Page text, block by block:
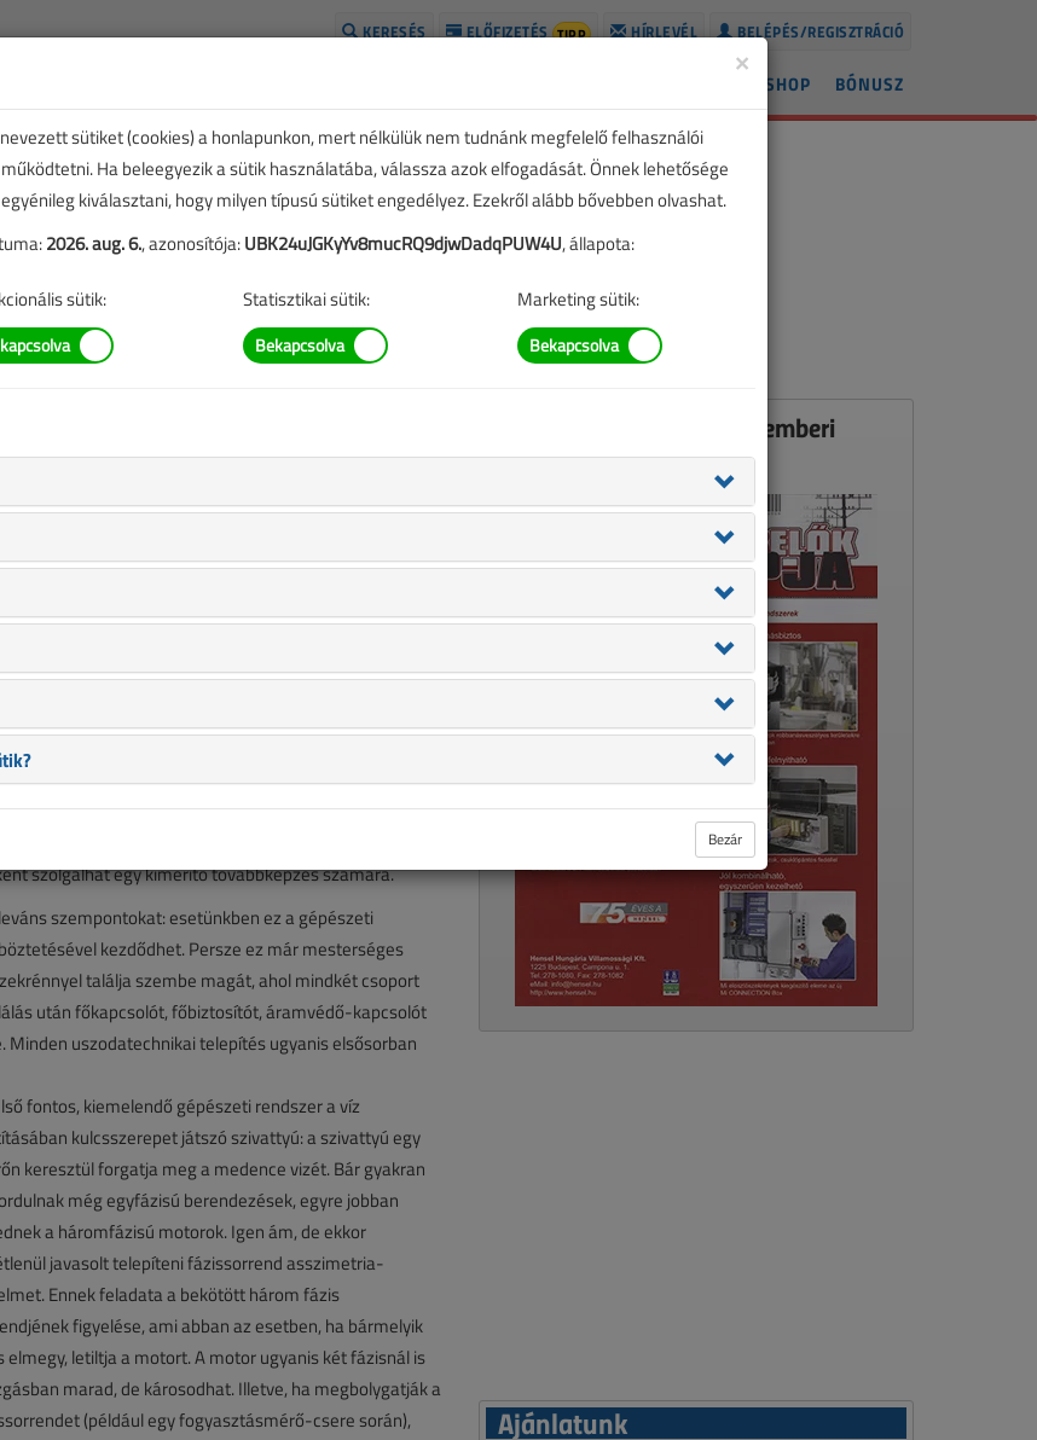
BELÉPÉS/REGISZTRÁCIÓ
HÍRLEVÉL
ELŐFIZETÉS TIPP
KERESÉS
BÓNUSZ
SHOP
szemmel
mára aktualitásukat veszíthették, valamint a
összetett szakmai terület: számos speciális
írásunkban e komplex tevékenységre kívánunk rálátást
speciális ismeretanyag alkalmazásával lehet a
kívánunk rálátást adni az érdeklődő kollégák számára,
szolgálhat egy kimerítő továbbképzés számára.
szempontokat: esetünkben ez a gépészeti
kezdődhet. Persze ez már mesterséges
találja szembe magát, ahol mindkét csoport
után főkapcsolót, főbiztosítót, áramvédő-kapcsolót
uszodatechnikai telepítés ugyanis elsősorban
fontos, kiemelendő gépészeti rendszer a víz
kulcsszerepet játszó szivattyú: a szivattyú egy
keresztül forgatja meg a medence vizét. Bár gyakran
még egyfázisú berendezések, egyre jobban
a háromfázisú motorok. Igen ám, de ekkor
javasolt telepíteni fázissorrend asszimetria-
Ennek feladata a bekötött három fázis
figyelése, ami abban az esetben, ha bármelyik
elmegy, letiltja a motort. A motor ugyanis két fázisnál is
marad, de károsodhat. Illetve, ha megbolygatják a
(például egy fogyasztásmérő-csere során),
Ez a cikk a VL 2006. szeptemberi
számában jelent meg.
Ajánlatunk
×
sütiket (cookies) a honlapunkon, mert nélkülük nem tudnánk megfelelő felhasználói
Ha beleegyezik a sütik használatába, válassza azok elfogadását. Önnek lehetősége
kiválasztani, hogy milyen típusú sütiket engedélyez. Ezekről alább bővebben olvashat.
2026. aug. 6., azonosítója:UBK24uJGKyYv8mucRQ9djwDadqPUW4U, állapota:
sütik: Statisztikai sütik: Marketing sütik:
Bezár